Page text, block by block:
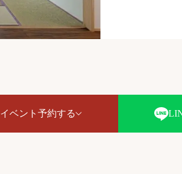
イベント予約する